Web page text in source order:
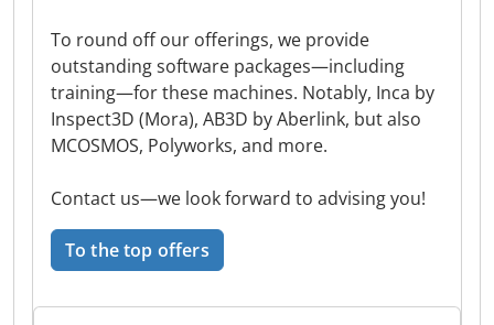
To round off our offerings, we provide
outstanding software packages—including
training—for these machines. Notably, Inca by
Inspect3D (Mora), AB3D by Aberlink, but also
MCOSMOS, Polyworks, and more.
Contact us—we look forward to advising you!
To the top offers